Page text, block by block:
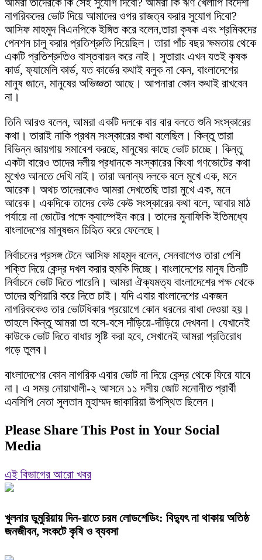
নাগরিকদের ভোট দিয়ে আমাদের ওপর রাজত্ব করার সুযোগ দিবো?
আসিফ মাহমুদ বিএনপিকে ইঙ্গিত করে বলেন,তারা কৃষক এবং শ্রমিকদের
পেনশন চালু করার প্রতিশ্রুতি দিয়েছিল। তারা পাঁচ বছর ক্ষমতায় থেকে
একটি প্রতিশ্রুতিও বাস্তবায়ন করে নাই। সুতারাং এখন যতই কৃষক
কার্ড, ফ্যামেলি কার্ড, যত কার্ডের কথাই বলুক না কেন, বাংলাদেশের
মানুষ জানে, মানুষের অভিজ্ঞতা আছে। আপনারা কোন কথাই রাখবেন
না।
তিনি আরও বলেন, আমরা একটি দলকে বার বার বলতে শুনি সংস্কারের
কথা। তারাই নাকি প্রথম সংস্কারের কথা বলেছিল। কিন্তু তারা
বিভিন্ন জায়গায় সমাবেশ করছে, মানুষের কাছে ভোট চাচ্ছে। কিন্তু
একটা বারেও তাদের দলীয় প্রধানকে সংস্কারের কিংবা গণভোটের কথা
মুখেও আনতে দেখি নাই। তারা অনান্য দলকে বলে মুখে এক, মনে
আরেক। অথচ তাদেরকেও আমরা দেখতেছি তারা মুখে এক, মনে
আরেক। একদিকে তাদের কেউ কেউ সংস্কারের কথা বলে, আবার মাঠ
পর্যায়ে না ভোটের পক্ষে ক্যাম্পেইন করে। তাদের মুনাফিকি ইতিমধ্যে
বাংলাদেশের মানুষজন চিহিৃত করে ফেলেছে।
নির্বাচনের প্রসঙ্গ টেনে আসিফ মাহমুদ বলেন, সেনবাগেও তারা পেশি
শক্তি দিয়ে কেন্দ্র দখল করার হুমকি দিচ্ছে। বাংলাদেশের মানুষ তিনটি
নির্বাচনে ভোট দিতে পারেনি। আমরা ঐক্যমত্য বাংলাদেশের পক্ষ থেকে
তাদের হুশিয়ারি করে দিতে চাই। যদি এবার বাংলাদেশের একজন
নাগরিককেও তার ভোটধিকার প্রয়োগে কোন ধরনের বাধা দেওয়া হয়।
তাহলে কিন্তু আমরা তা বসে-বসে দাঁড়িয়ে-দাঁড়িয়ে দেখবনা। যেখানেই
কাউকে ভোট দিতে বাধার সৃষ্টি করা হবে, সেখানেই আমরা প্রতিরোধ
গড়ে তুলব।
বাংলাদেশের কোন নাগরিক এবার ভোট না দিয়ে কেন্দ্র থেকে ফিরে যাবে
না। এ সময় নোয়াখালী-২ আসনে ১১ দলীয় জোট মনোনীত প্রার্থী
এনসিপি নেতা সুলতান মুহাম্মদ জাকারিয়া উপস্থিত ছিলেন।
Please Share This Post in Your Social
Media
এই বিভাগের আরো খবর
খুলনার ডুমুরিয়ায় দিন-রাতে চরম লোডশেডিং: বিদ্যুৎ না থাকায় অতিষ্ঠ
জনজীবন, সংকটে কৃষি ও ব্যবসা